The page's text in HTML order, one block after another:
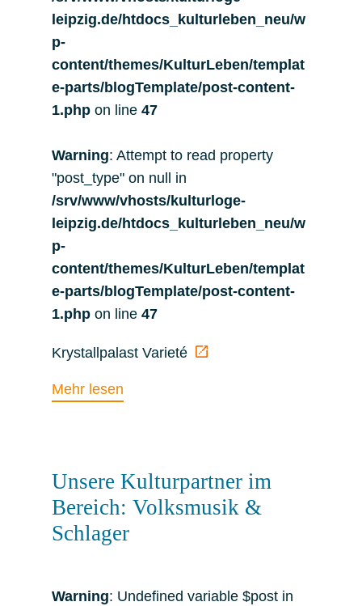
leipzig.de/htdocs_kulturleben_neu/w
p-
content/themes/KulturLeben/templat
e-parts/blogTemplate/post-content-
1.php on line 47
Warning: Attempt to read property
"post_type" on null in
/srv/www/vhosts/kulturloge-
leipzig.de/htdocs_kulturleben_neu/w
p-
content/themes/KulturLeben/templat
e-parts/blogTemplate/post-content-
1.php on line 47
Krystallpalast Varieté
Mehr lesen
Unsere Kulturpartner im
Bereich: Volksmusik &
Schlager
Warning: Undefined variable $post in